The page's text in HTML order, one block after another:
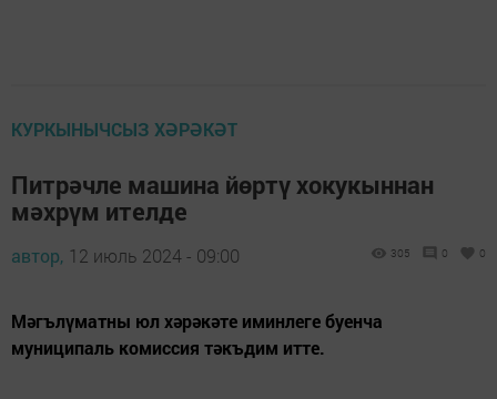
КУРКЫНЫЧСЫЗ ХӘРӘКӘТ
Питрәчле машина йөртү хокукыннан
мәхрүм ителде
автор, 12 июль 2024 - 09:00 305 0 0
Мәгълүматны юл хәрәкәте иминлеге буенча
муниципаль комиссия тәкъдим итте.